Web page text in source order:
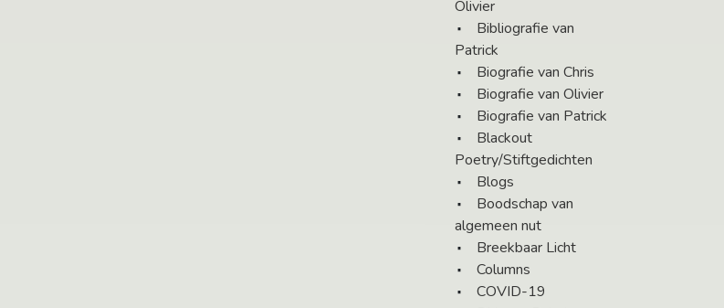
Olivier
Bibliografie van
Patrick
Biografie van Chris
Biografie van Olivier
Biografie van Patrick
Blackout
Poetry/Stiftgedichten
Blogs
Boodschap van
algemeen nut
Breekbaar Licht
Columns
COVID-19